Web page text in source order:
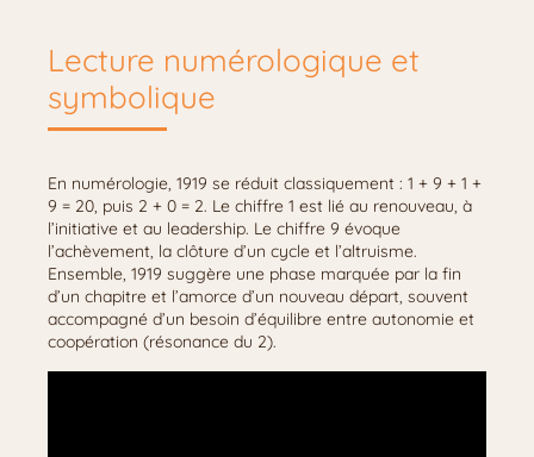
Lecture numérologique et
symbolique
En numérologie, 1919 se réduit classiquement : 1 + 9 + 1 +
9 = 20, puis 2 + 0 = 2. Le chiffre 1 est lié au renouveau, à
l’initiative et au leadership. Le chiffre 9 évoque
l’achèvement, la clôture d’un cycle et l’altruisme.
Ensemble, 1919 suggère une phase marquée par la fin
d’un chapitre et l’amorce d’un nouveau départ, souvent
accompagné d’un besoin d’équilibre entre autonomie et
coopération (résonance du 2).